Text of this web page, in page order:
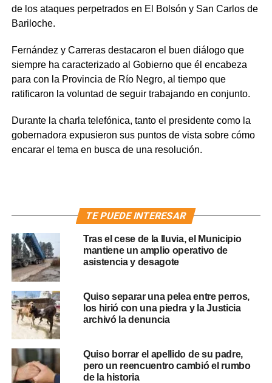
de los ataques perpetrados en El Bolsón y San Carlos de
Bariloche.
Fernández y Carreras destacaron el buen diálogo que
siempre ha caracterizado al Gobierno que él encabeza
para con la Provincia de Río Negro, al tiempo que
ratificaron la voluntad de seguir trabajando en conjunto.
Durante la charla telefónica, tanto el presidente como la
gobernadora expusieron sus puntos de vista sobre cómo
encarar el tema en busca de una resolución.
TE PUEDE INTERESAR
Tras el cese de la lluvia, el Municipio
mantiene un amplio operativo de
asistencia y desagote
Quiso separar una pelea entre perros,
los hirió con una piedra y la Justicia
archivó la denuncia
Quiso borrar el apellido de su padre,
pero un reencuentro cambió el rumbo
de la historia